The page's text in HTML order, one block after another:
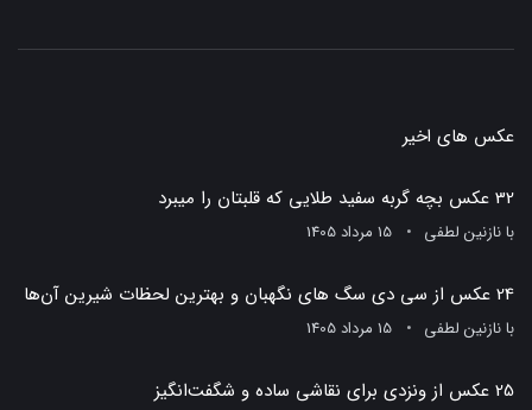
عکس های اخیر
32 عکس بچه گربه سفید طلایی که قلبتان را میبرد
بانازنین لطفی 15 مرداد 1405
24 عکس از سی دی سگ های نگهبان و بهترین لحظات شیرین آن‌ها
بانازنین لطفی 15 مرداد 1405
25 عکس از ونزدی برای نقاشی ساده و شگفت‌انگیز